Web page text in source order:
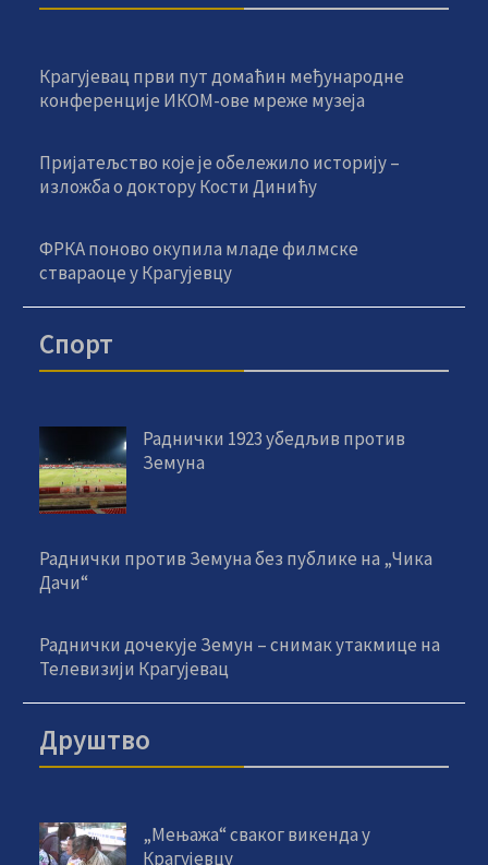
Крагујевац први пут домаћин међународне
конференције ИКОМ-ове мреже музеја
Пријатељство које је обележило историју –
изложба о доктору Кости Динићу
ФРКА поново окупила младе филмске
ствараоце у Крагујевцу
Спорт
Раднички 1923 убедљив против
Земуна
Раднички против Земуна без публике на „Чика
Дачи“
Раднички дочекује Земун – снимак утакмице на
Телевизији Крагујевац
Друштво
„Мењажа“ сваког викенда у
Крагујевцу